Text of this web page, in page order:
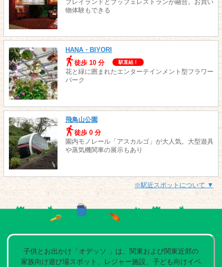
プレイランドとブッフェレストランが融合。お買い
物体験もできる
HANA・BIYORI
徒歩 10 分
駅直結！
花と緑に囲まれたエンターテインメント型フラワー
パーク
飛鳥山公園
徒歩 0 分
園内モノレール「アスカルゴ」が大人気。大型遊具
や蒸気機関車の展示もあり
※駅近スポットについて ▼
子供とお出かけ「オデッソ 」は、関東および関東近郊の
家族向け遊び場スポット、レジャー施設、子ども向けイベ